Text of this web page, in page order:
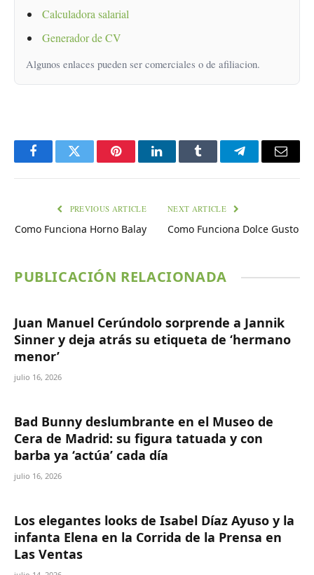
Calculadora salarial
Generador de CV
Algunos enlaces pueden ser comerciales o de afiliacion.
FacebookTwitter PinterestLinkedInTumblr TelegramEmail
PREVIOUS ARTICLE
Como Funciona Horno Balay
NEXT ARTICLE
Como Funciona Dolce Gusto
PUBLICACIÓN RELACIONADA
Juan Manuel Cerúndolo sorprende a Jannik
Sinner y deja atrás su etiqueta de ‘hermano
menor’
julio 16, 2026
Bad Bunny deslumbrante en el Museo de
Cera de Madrid: su figura tatuada y con
barba ya ‘actúa’ cada día
julio 16, 2026
Los elegantes looks de Isabel Díaz Ayuso y la
infanta Elena en la Corrida de la Prensa en
Las Ventas